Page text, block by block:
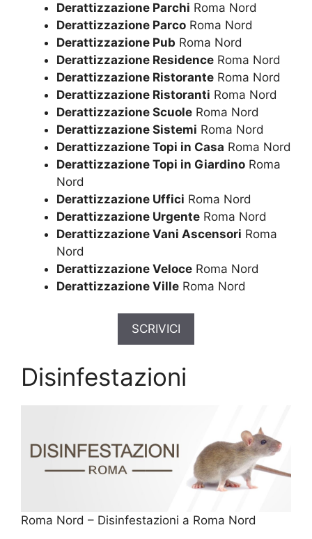
Derattizzazione Parchi Roma Nord
Derattizzazione Parco Roma Nord
Derattizzazione Pub Roma Nord
Derattizzazione Residence Roma Nord
Derattizzazione Ristorante Roma Nord
Derattizzazione Ristoranti Roma Nord
Derattizzazione Scuole Roma Nord
Derattizzazione Sistemi Roma Nord
Derattizzazione Topi in Casa Roma Nord
Derattizzazione Topi in Giardino Roma
Nord
Derattizzazione Uffici Roma Nord
Derattizzazione Urgente Roma Nord
Derattizzazione Vani Ascensori Roma
Nord
Derattizzazione Veloce Roma Nord
Derattizzazione Ville Roma Nord
SCRIVICI
Disinfestazioni
Roma Nord – Disinfestazioni a Roma Nord